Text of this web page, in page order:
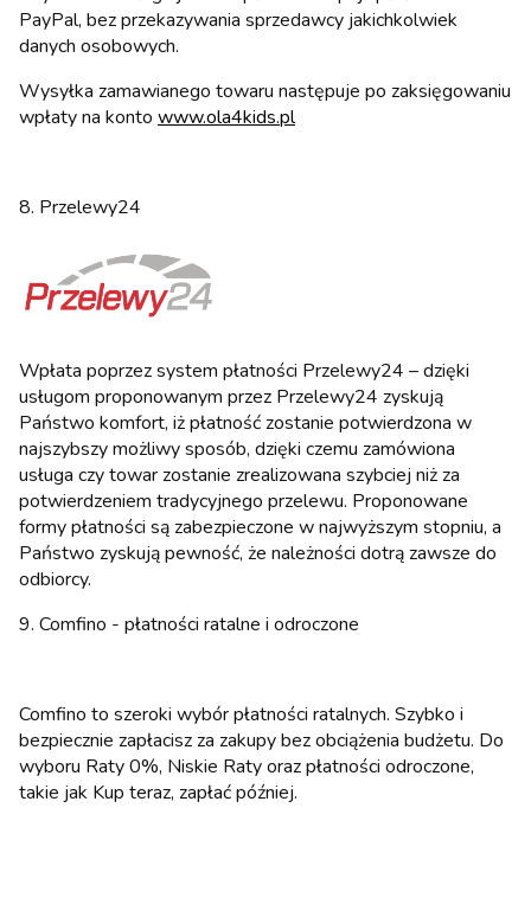
PayPal, bez przekazywania sprzedawcy jakichkolwiek
danych osobowych.
Wysyłka zamawianego towaru następuje po zaksięgowaniu
wpłaty na konto www.ola4kids.pl
8. Przelewy24
Wpłata poprzez system płatności Przelewy24 – dzięki
usługom proponowanym przez Przelewy24 zyskują
Państwo komfort, iż płatność zostanie potwierdzona w
najszybszy możliwy sposób, dzięki czemu zamówiona
usługa czy towar zostanie zrealizowana szybciej niż za
potwierdzeniem tradycyjnego przelewu. Proponowane
formy płatności są zabezpieczone w najwyższym stopniu, a
Państwo zyskują pewność, że należności dotrą zawsze do
odbiorcy.
9. Comfino - płatności ratalne i odroczone
Comfino to szeroki wybór płatności ratalnych. Szybko i
bezpiecznie zapłacisz za zakupy bez obciążenia budżetu. Do
wyboru Raty 0%, Niskie Raty oraz płatności odroczone,
takie jak Kup teraz, zapłać później.